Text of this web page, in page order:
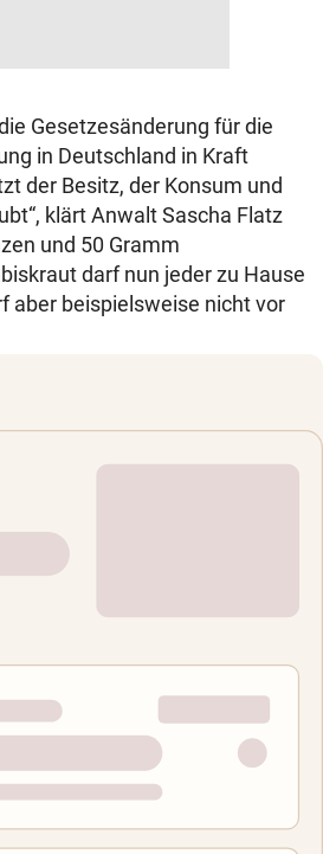
Gesetzesänderung für die
in Deutschland in Kraft
der Besitz, der Konsum und
klärt Anwalt Sascha Flatz
und 50 Gramm
darf nun jeder zu Hause
aber beispielsweise nicht vor